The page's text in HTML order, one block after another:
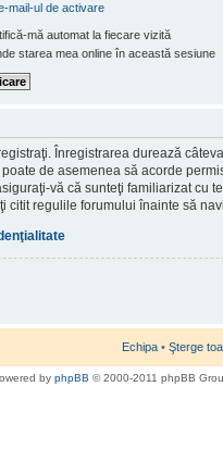
mail-ul de activare
mă automat la fiecare vizită
starea mea online în această sesiune
Înregistrarea durează
de asemenea să acorde
vă că sunteţi familiarizat cu
citit regulile forumului înainte să
Echipa • Şterge
by phpBB © 2000-2011 phpBB